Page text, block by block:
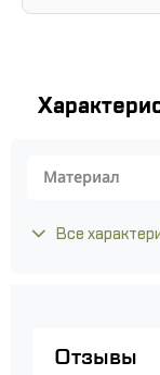
Материал
Все
Отзывы